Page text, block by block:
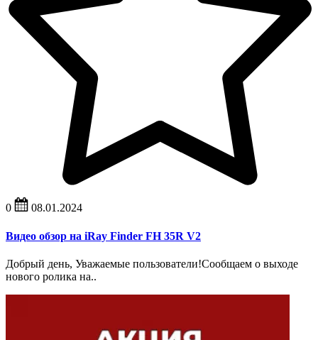
0 08.01.2024
Видео обзор на iRay Finder FH 35R V2
Добрый день, Уважаемые пользователи!Сообщаем о выходе
нового ролика на..